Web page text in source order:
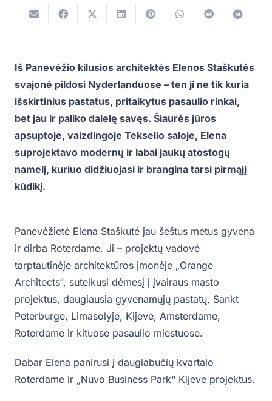
Iš Panevėžio kilusios architektės Elenos Staškutės
svajonė pildosi Nyderlanduose – ten ji ne tik kuria
išskirtinius pastatus, pritaikytus pasaulio rinkai,
bet jau ir paliko dalelę savęs. Šiaurės jūros
apsuptoje, vaizdingoje Tekselio saloje, Elena
suprojektavo modernų ir labai jaukų atostogų
namelį, kuriuo didžiuojasi ir brangina tarsi pirmąjį
kūdikį.
Panevėžietė Elena Staškutė jau šeštus metus gyvena
ir dirba Roterdame. Ji – projektų vadovė
tarptautinėje architektūros įmonėje „Orange
Architects“, sutelkusi dėmesį į įvairaus masto
projektus, daugiausia gyvenamųjų pastatų, Sankt
Peterburge, Limasolyje, Kijeve, Amsterdame,
Roterdame ir kituose pasaulio miestuose.
Dabar Elena panirusi į daugiabučių kvartalo
Roterdame ir „Nuvo Business Park“ Kijeve projektus.